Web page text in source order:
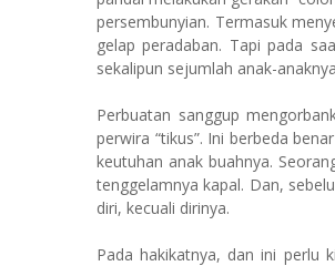
persembunyian. Termasuk
gelap peradaban. Tapi pada
sekalipun sejumlah anak-
Perbuatan sanggup
perwira “tikus”. Ini berbeda
keutuhan anak buahnya.
tenggelamnya kapal. Dan,
diri, kecuali dirinya.
Pada hakikatnya, dan ini perlu